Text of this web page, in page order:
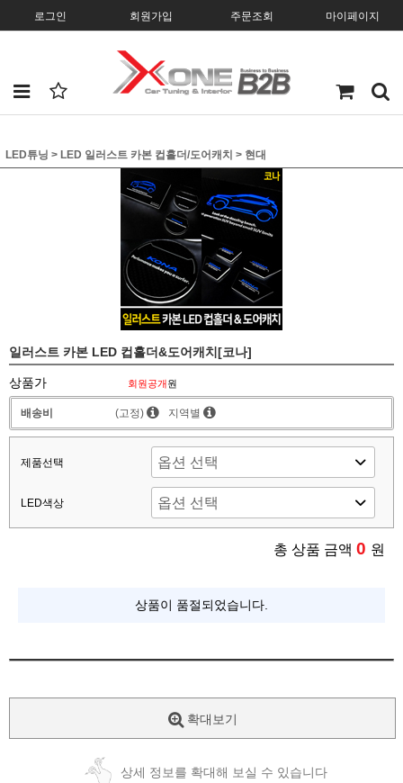
로그인 회원가입 주문조회 마이페이지
LED튜닝 > LED 일러스트 카본 컵홀더/도어캐치 > 현대
일러스트 카본 LED 컵홀더&도어캐치[코나]
상품가 회원공개원
배송비 (고정) 지역별
제품선택
LED색상
총 상품 금액 0 원
상품이 품절되었습니다.
확대보기
상세 정보를 확대해 보실 수 있습니다